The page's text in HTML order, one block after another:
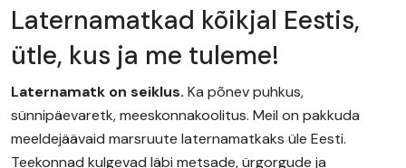
Laternamatkad kõikjal Eestis,
ütle, kus ja me tuleme!
Laternamatk on seiklus. Ka põnev puhkus,
sünnipäevaretk, meeskonnakoolitus. Meil on pakkuda
meeldejäävaid marsruute laternamatkaks üle Eesti.
Teekonnad kulgevad läbi metsade, ürgorgude ja